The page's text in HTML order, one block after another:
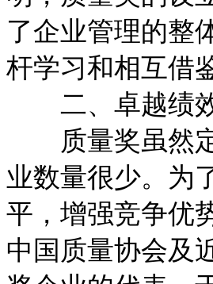
了企业管理的整
杆学习和相互借
二、卓越绩效
质量奖虽然定
业数量很少。为
平，增强竞争优
中国质量协会及